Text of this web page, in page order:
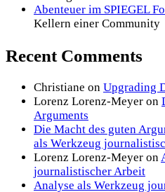
Abenteuer im SPIEGEL
Kellern einer Community
Recent Comments
Christiane on Upgrading
Lorenz Lorenz-Meyer on
Arguments
Die Macht des guten
als Werkzeug
Lorenz Lorenz-Meyer on
journalistischer Arbeit
Analyse als Werkzeug